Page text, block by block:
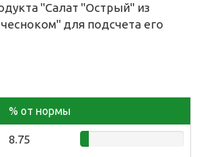
"Салат "Острый" из
для подсчета его
% от нормы
8.75